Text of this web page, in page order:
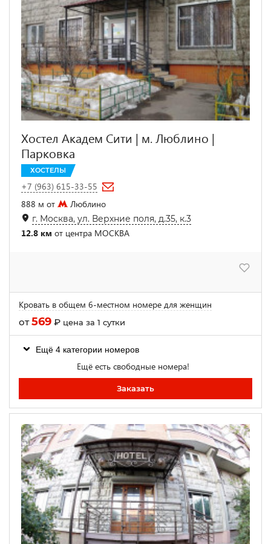
Хостел Академ Сити | м. Люблино |
Парковка
ХОСТЕЛЫ
+7 (963) 615-33-55
888 м от
Люблино
г. Москва, ул. Верхние поля, д.35, к.3
12.8 км от центра МОСКВА
Кровать в общем 6-местном номере для женщин
от569 ₽ цена за 1 сутки
Ещё 4 категории номеров
Ещё есть свободные номера!
Заказать